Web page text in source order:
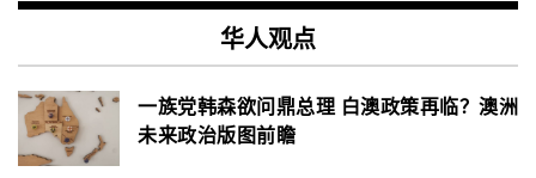
华人观点
一族党韩森欲问鼎总理 白澳政策再临？澳洲
未来政治版图前瞻